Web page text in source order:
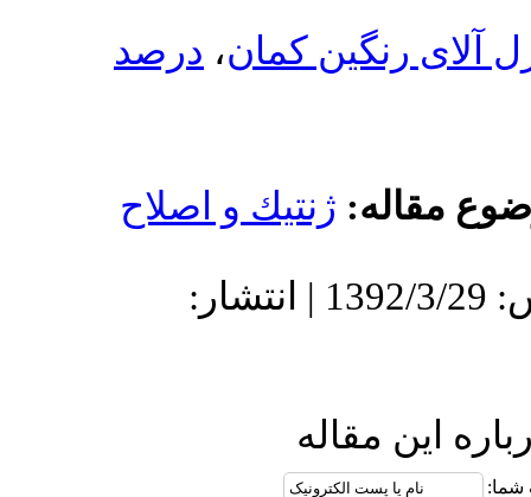
کمان، درصد
و اصلاح
دریافت: 1392/3/29 | پذیرش: 1392/3/29 | انتشار: